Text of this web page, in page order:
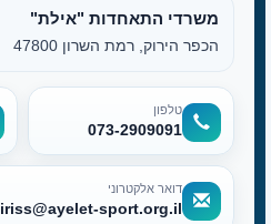
משרדי התאחדות "אילת"
הכפר הירוק, רמת השרון 47800
טלפון
073-2909091
דואר אלקטרוני
iriss@ayelet-sport.org.il